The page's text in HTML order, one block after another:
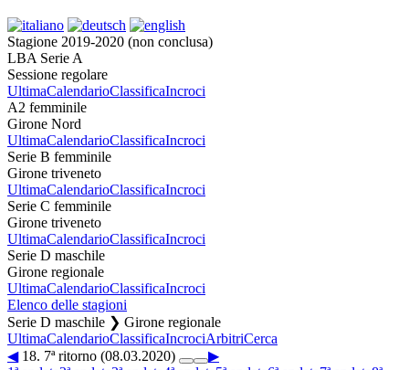
Stagione 2019-2020 (non conclusa)
LBA Serie A
Sessione regolare
UltimaCalendarioClassificaIncroci
A2 femminile
Girone Nord
UltimaCalendarioClassificaIncroci
Serie B femminile
Girone triveneto
UltimaCalendarioClassificaIncroci
Serie C femminile
Girone triveneto
UltimaCalendarioClassificaIncroci
Serie D maschile
Girone regionale
UltimaCalendarioClassificaIncroci
Elenco delle stagioni
Serie D maschile ❯ Girone regionale
UltimaCalendarioClassificaIncrociArbitriCerca
◀18. 7ª ritorno (08.03.2020)
▶